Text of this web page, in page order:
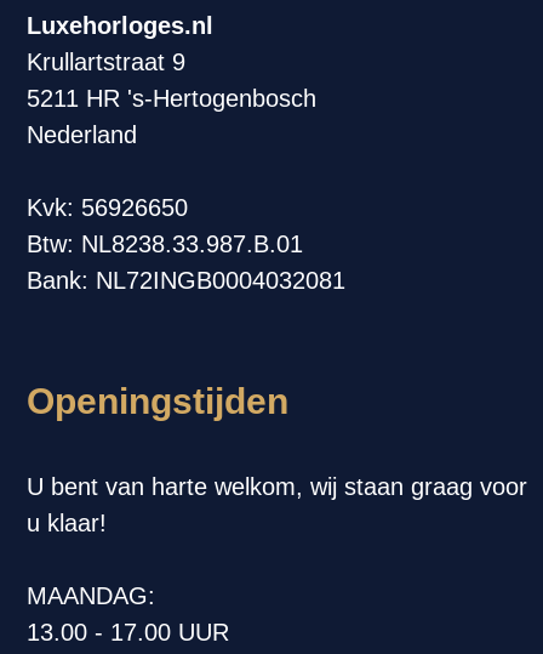
Luxehorloges.nl
Krullartstraat 9
5211 HR 's-Hertogenbosch
Nederland
Kvk: 56926650
Btw: NL8238.33.987.B.01
Bank: NL72INGB0004032081
Openingstijden
U bent van harte welkom, wij staan graag voor
u klaar!
MAANDAG:
13.00 - 17.00 UUR